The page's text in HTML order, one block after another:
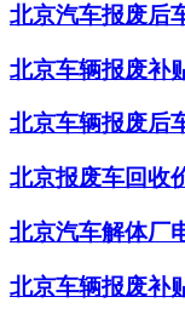
北京汽车报废后
北京车辆报废补
北京车辆报废后
北京报废车回收
北京汽车解体厂
北京车辆报废补